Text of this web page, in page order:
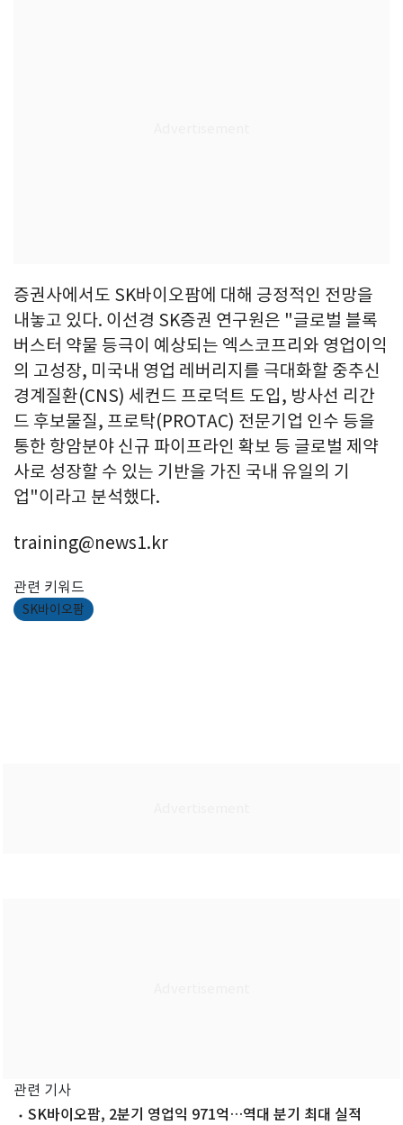
증권사에서도 SK바이오팜에 대해 긍정적인 전망을
내놓고 있다. 이선경 SK증권 연구원은 "글로벌 블록
버스터 약물 등극이 예상되는 엑스코프리와 영업이익
의 고성장, 미국내 영업 레버리지를 극대화할 중추신
경계질환(CNS) 세컨드 프로덕트 도입, 방사선 리간
드 후보물질, 프로탁(PROTAC) 전문기업 인수 등을
통한 항암분야 신규 파이프라인 확보 등 글로벌 제약
사로 성장할 수 있는 기반을 가진 국내 유일의 기
업"이라고 분석했다.
training@news1.kr
관련 키워드
SK바이오팜
관련 기사
SK바이오팜, 2분기 영업익 971억…역대 분기 최대 실적